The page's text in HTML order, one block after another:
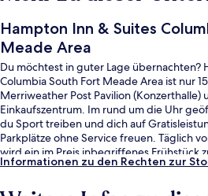
Hampton Inn & Suites
Meade Area
Du möchtest in guter Lage übernachten?
Columbia South Fort Meade Area ist nur
Merriweather Post Pavilion (Konzerthalle)
Einkaufszentrum. Im rund um die Uhr
du Sport treiben und dich auf
Parkplätze ohne Service freuen. Täglich
wird ein im Preis inbegriffenes Frühstück
Andere Reisende haben viel Gutes über
Informationen zu den Rechten zur